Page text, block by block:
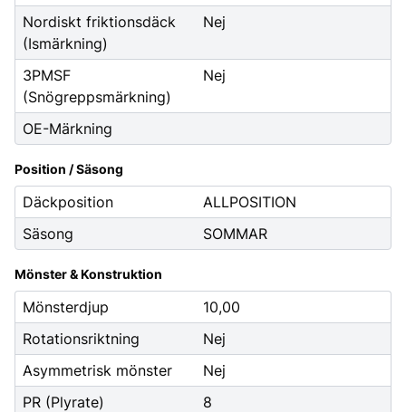
Nordiskt friktionsdäck
(Ismärkning)
Nej
3PMSF
(Snögreppsmärkning)
Nej
OE-Märkning
Position / Säsong
Däckposition
ALLPOSITION
Säsong
SOMMAR
Mönster & Konstruktion
Mönsterdjup
10,00
Rotationsriktning
Nej
Asymmetrisk mönster
Nej
PR (Plyrate)
8